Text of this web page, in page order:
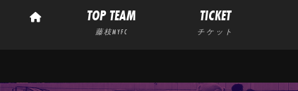
TOP TEAM
藤枝MYFC
TICKET
チケット